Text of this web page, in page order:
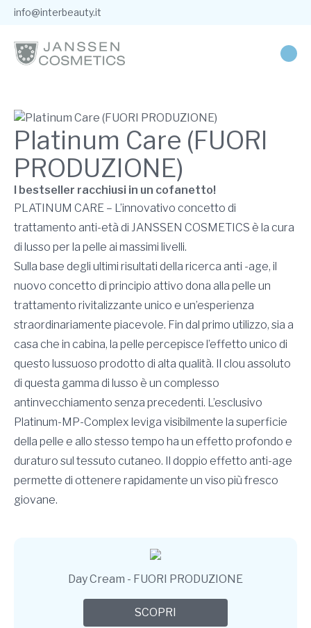
info@interbeauty.it
Platinum Care (FUORI
PRODUZIONE)
I bestseller racchiusi in un cofanetto!
PLATINUM CARE – L’innovativo concetto di
trattamento anti-età di JANSSEN COSMETICS è la cura
di lusso per la pelle ai massimi livelli.
Sulla base degli ultimi risultati della ricerca anti -age, il
nuovo concetto di principio attivo dona alla pelle un
trattamento rivitalizzante unico e un’esperienza
straordinariamente piacevole. Fin dal primo utilizzo, sia a
casa che in cabina, la pelle percepisce l’effetto unico di
questo lussuoso prodotto di alta qualità. Il clou assoluto
di questa gamma di lusso è un complesso
antinvecchiamento senza precedenti. L’esclusivo
Platinum-MP-Complex leviga visibilmente la superficie
della pelle e allo stesso tempo ha un effetto profondo e
duraturo sul tessuto cutaneo. Il doppio effetto anti-age
permette di ottenere rapidamente un viso più fresco
giovane.
Day Cream - FUORI PRODUZIONE
SCOPRI